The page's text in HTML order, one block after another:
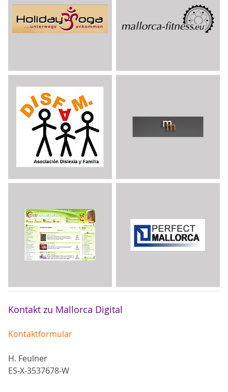
Kontakt zu Mallorca Digital
Kontaktformular
H. Feulner
ES-X-3537678-W